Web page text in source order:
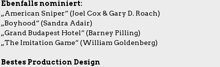
Ebenfalls nominiert:
„American Sniper“ (Joel Cox & Gary D. Roach)
„Boyhood“ (Sandra Adair)
„Grand Budapest Hotel“ (Barney Pilling)
„The Imitation Game“ (William Goldenberg)
Bestes Production Design